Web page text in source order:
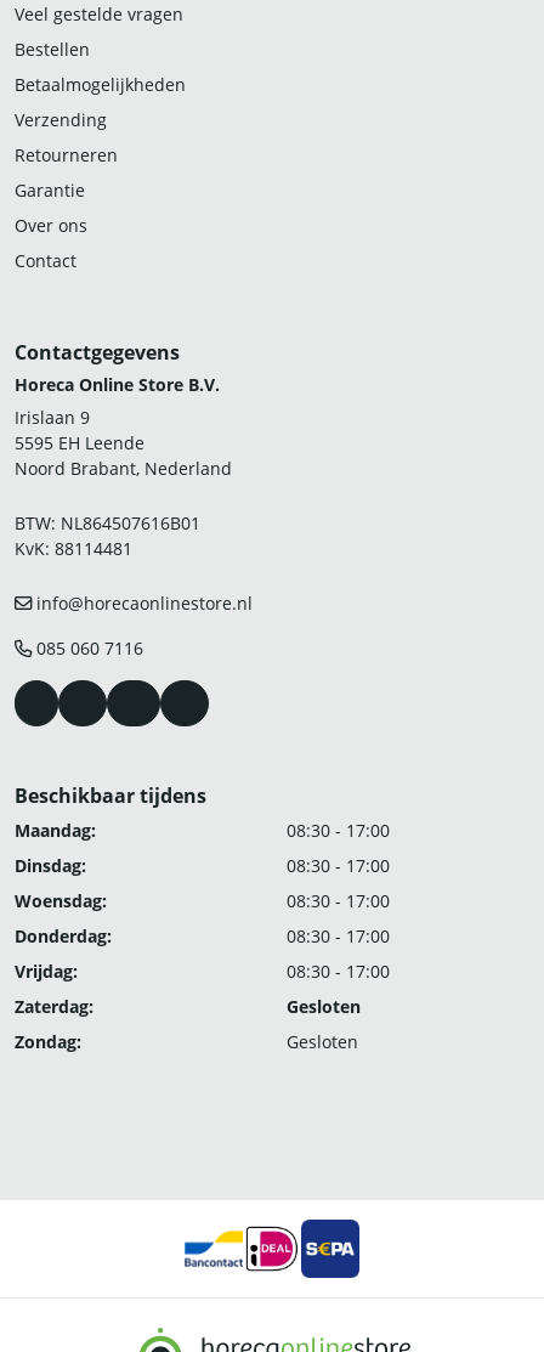
Veel gestelde vragen
Bestellen
Betaalmogelijkheden
Verzending
Retourneren
Garantie
Over ons
Contact
Contactgegevens
Horeca Online Store B.V.
Irislaan 9
5595 EH Leende
Noord Brabant, Nederland
BTW: NL864507616B01
KvK: 88114481
info@horecaonlinestore.nl
085 060 7116
Beschikbaar tijdens
Maandag:
08:30 - 17:00
Dinsdag:
08:30 - 17:00
Woensdag:
08:30 - 17:00
Donderdag:
08:30 - 17:00
Vrijdag:
08:30 - 17:00
Zaterdag:
Gesloten
Zondag:
Gesloten